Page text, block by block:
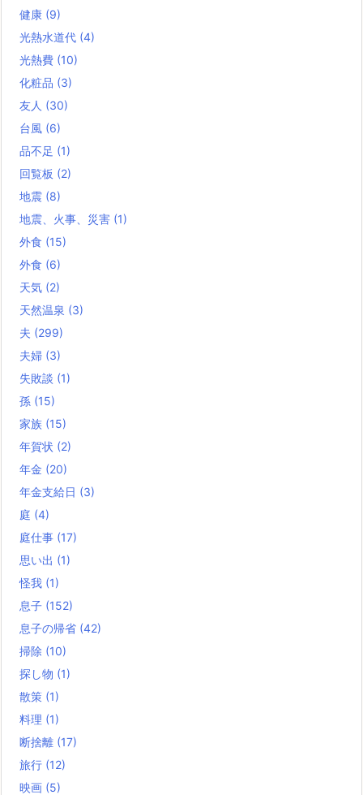
健康 (9)
光熱水道代 (4)
光熱費 (10)
化粧品 (3)
友人 (30)
台風 (6)
品不足 (1)
回覧板 (2)
地震 (8)
地震、火事、災害 (1)
外食 (15)
外食 (6)
天気 (2)
天然温泉 (3)
夫 (299)
夫婦 (3)
失敗談 (1)
孫 (15)
家族 (15)
年賀状 (2)
年金 (20)
年金支給日 (3)
庭 (4)
庭仕事 (17)
思い出 (1)
怪我 (1)
息子 (152)
息子の帰省 (42)
掃除 (10)
探し物 (1)
散策 (1)
料理 (1)
断捨離 (17)
旅行 (12)
映画 (5)